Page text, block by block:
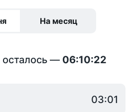
На месяц
— 06:10:22
03:01